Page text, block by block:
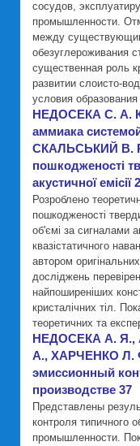
сосудов,
промышленности.
между
обезуглероживания
существенная роль
развитии слоисто-
условия
НЕДОСЕКА С. А.
аммиака
СКАЛЬСЬКИЙ В. Р.
пошкодженості
акустичної емісії
Розроблено
пошкодженості
об'ємі за сигналами
квазістатичного
автором
досліджень
найпоширеніших
кристалічних тіл.
теоретичних та
НЕДОСЕКА А.
А., ХАРЧЕНКО Л.
эмиссионный
производстве 37
Представлены
контроля типичного
промышленности.